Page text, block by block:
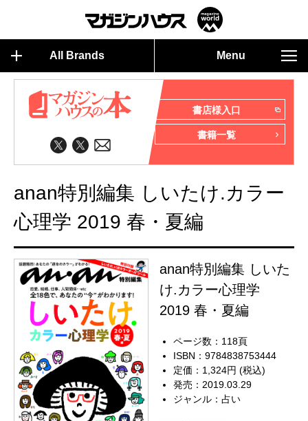
All Brands Menu
書店様入口
書籍一覧
anan特別編集 しいたけ.カラー
心理学 2019 春・夏編
anan特別編集 しいた
け.カラー心理学
2019 春・夏編
ページ数：118頁
ISBN：9784838753444
定価：1,324円 (税込)
発売：2019.03.29
ジャンル：占い